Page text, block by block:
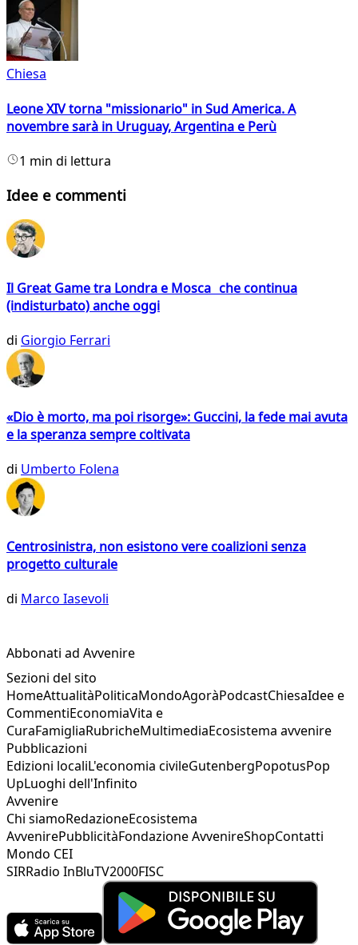
Chiesa
Leone XIV torna "missionario" in Sud America. A
novembre sarà in Uruguay, Argentina e Perù
1 min di lettura
Idee e commenti
Il Great Game tra Londra e Mosca che continua
(indisturbato) anche oggi
di Giorgio Ferrari
«Dio è morto, ma poi risorge»: Guccini, la fede mai avuta
e la speranza sempre coltivata
di Umberto Folena
Centrosinistra, non esistono vere coalizioni senza
progetto culturale
di Marco Iasevoli
Abbonati ad Avvenire
Sezioni del sito
HomeAttualitàPoliticaMondoAgoràPodcastChiesaIdee e
CommentiEconomiaVita e
CuraFamigliaRubricheMultimediaEcosistema avvenire
Pubblicazioni
Edizioni localiL'economia civileGutenbergPopotusPop
UpLuoghi dell'Infinito
Avvenire
Chi siamoRedazioneEcosistema
AvvenirePubblicitàFondazione AvvenireShopContatti
Mondo CEI
SIRRadio InBluTV2000FISC